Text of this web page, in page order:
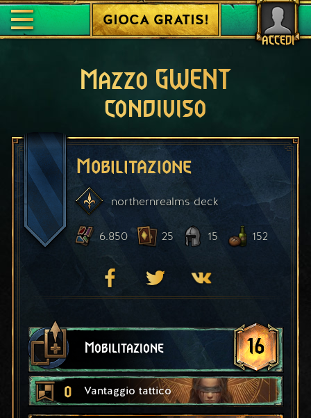
ACCEDI
GIOCA GRATIS!
Mazzo GWENT
condiviso
Mobilitazione
northernrealmsdeck
6.850 25 15 152
Mobilitazione 16
0 Vantaggio tattico